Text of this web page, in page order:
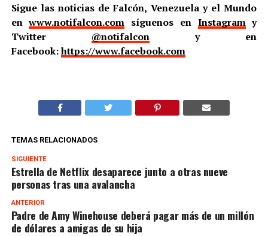
Sigue las noticias de Falcón, Venezuela y el Mundo
enwww.notifalcon.com síguenos en Instagramy
Twitter @notifalcony en
Facebook:https://www.facebook.com
TEMAS RELACIONADOS
SIGUIENTE
Estrella de Netflix desaparece junto a otras nueve
personas tras una avalancha
ANTERIOR
Padre de Amy Winehouse deberá pagar más de un millón
de dólares a amigas de su hija